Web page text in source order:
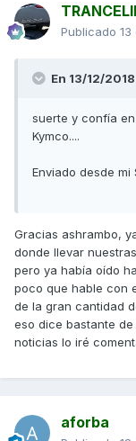
Publicado 13
En 13/12/
suerte y confía
Kymco....
Enviado desde mi
Gracias ashrambo,
donde llevar
pero ya había oído
poco que hable con
de la gran cantidad
eso dice bastante
noticias lo iré
aforba